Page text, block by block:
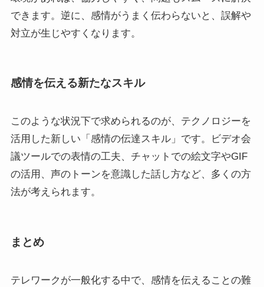
できます。逆に、感情がうまく伝わらないと、誤解や
対立が生じやすくなります。
感情を伝える新たなスキル
このような状況下で求められるのが、テクノロジーを
活用した新しい「感情の伝達スキル」です。ビデオ会
議ツールでの表情の工夫、チャットでの絵文字やGIF
の活用、声のトーンを意識した話し方など、多くの方
法が考えられます。
まとめ
テレワークが一般化する中で、感情を伝えることの難